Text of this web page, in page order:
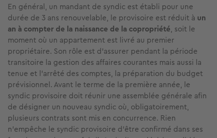
En général, un mandant de syndic est établi pour une
durée de 3 ans renouvelable, le provisoire est réduit à un
an à compter de la naissance de la copropriété, soit le
moment où un appartement est livré au premier
propriétaire. Son rôle est d’assurer pendant la période
transitoire la gestion des affaires courantes mais aussi la
tenue et l’arrêté des comptes, la préparation du budget
prévisionnel. Avant le terme de la première année, le
syndic provisoire doit réunir une assemblée générale afin
de désigner un nouveau syndic où, obligatoirement,
plusieurs contrats sont mis en concurrence. Rien
n’empêche le syndic provisoire d'être confirmé dans ses